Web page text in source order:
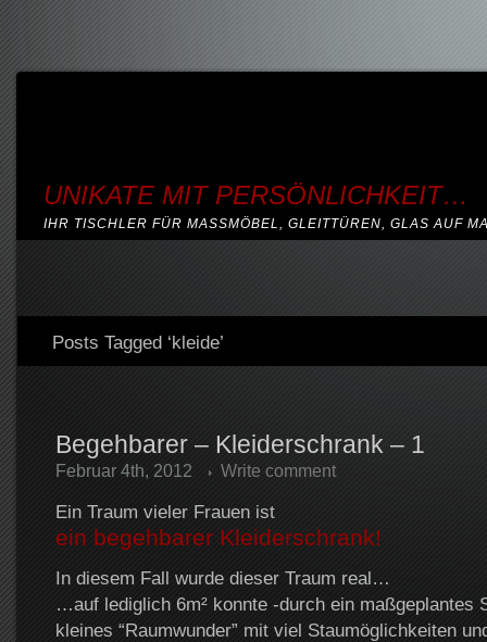
UNIKATE MIT PERSÖNLICHKEIT…
IHR TISCHLER FÜR MASSMÖBEL, GLEITTÜREN, GLAS AUF
Posts Tagged ‘kleide’
Begehbarer – Kleiderschrank – 1
Februar 4th, 2012 Write comment
Ein Traum vieler Frauen ist
ein begehbarer Kleiderschrank!
In diesem Fall wurde dieser Traum real…
…auf lediglich 6m² konnte -durch ein maßgeplantes
kleines “Raumwunder” mit viel Staumöglichkeiten